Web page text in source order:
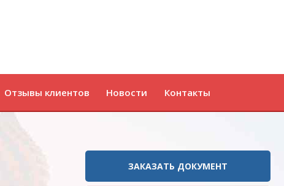
Отзывы клиентов Новости Контакты
ЗАКАЗАТЬ ДОКУМЕНТ